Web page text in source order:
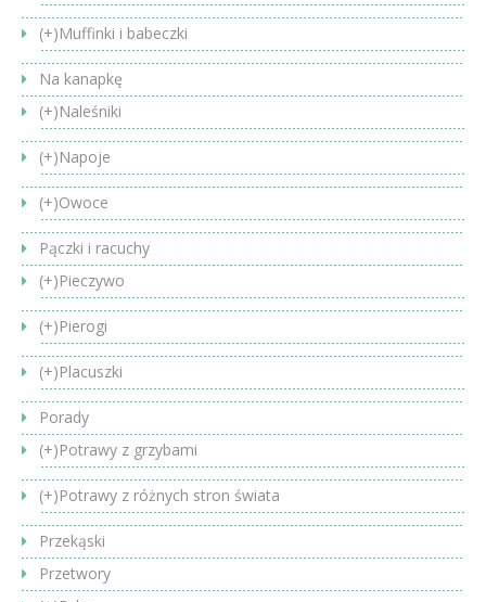
(+)Muffinki i babeczki
Na kanapkę
(+)Naleśniki
(+)Napoje
(+)Owoce
Pączki i racuchy
(+)Pieczywo
(+)Pierogi
(+)Placuszki
Porady
(+)Potrawy z grzybami
(+)Potrawy z różnych stron świata
Przekąski
Przetwory